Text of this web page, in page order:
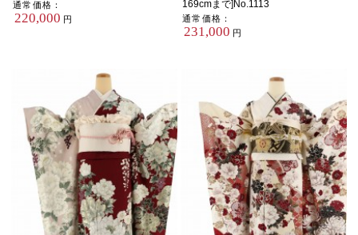
通常価格：
220,000 円
169cmまで]No.1113
通常価格：
231,000 円